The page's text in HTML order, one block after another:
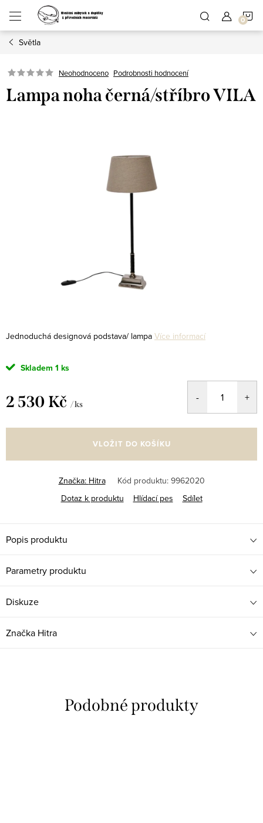
obsah
Světla
Neohodnoceno Podrobnosti hodnocení
Lampa noha černá/stříbro VILA
Jednoduchá designová podstava/ lampa Více informací
Skladem 1 ks
2 530 Kč / ks
cena:
VLOŽIT DO KOŠÍKU
Značka: Hitra Kód produktu: 9962020
Dotaz k produktu
Hlídací pes Sdílet
Popis produktu
Parametry produktu
Diskuze
Značka Hitra